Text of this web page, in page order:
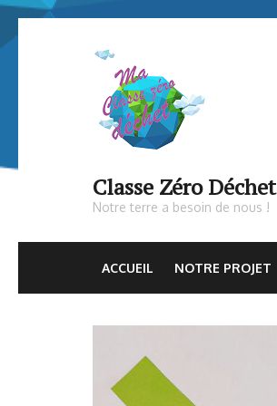
Classe Zéro Déchet
Notre terre a besoin de nous !
ACCUEIL NOTRE PROJET